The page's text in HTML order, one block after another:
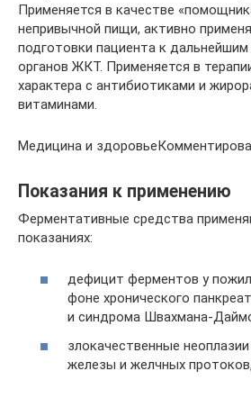
Применяется в качестве
непривычной пищи, активно
подготовки пациента к
органов ЖКТ. Применяется в
характера с антибиотиками и
витаминами.
Медицина и
Показания к применению
Ферментативные средства
показаниях:
дефицит ферментов у
фоне хронического
и синдрома Швахмана-
злокачественные
железы и желчных протоков,